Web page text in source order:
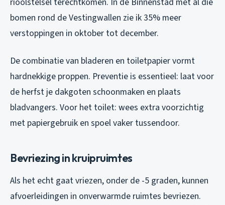
bomen rond de Vestingwallen zie ik 35% meer
verstoppingen in oktober tot december.
De combinatie van bladeren en toiletpapier vormt
hardnekkige proppen. Preventie is essentieel: laat voor
de herfst je dakgoten schoonmaken en plaats
bladvangers. Voor het toilet: wees extra voorzichtig
met papiergebruik en spoel vaker tussendoor.
Bevriezing in kruipruimtes
Als het echt gaat vriezen, onder de -5 graden, kunnen
afvoerleidingen in onverwarmde ruimtes bevriezen.